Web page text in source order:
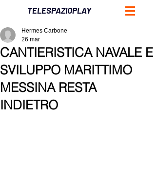
TELESPAZIOPLAY
CANTIERISTICA NAVALE E
SVILUPPO MARITTIMO
MESSINA RESTA
INDIETRO
Hermes Carbone
26 mar